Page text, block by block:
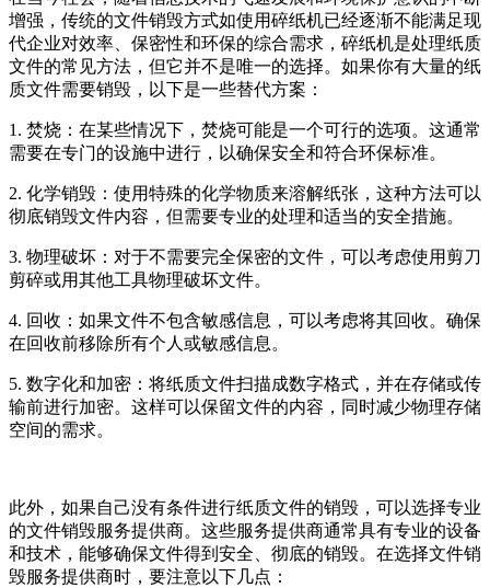
增强，传统的文件销毁方式如使用碎纸机已经逐渐不能满足现
代企业对效率、保密性和环保的综合需求，碎纸机是处理纸质
文件的常见方法，但它并不是唯一的选择。如果你有大量的纸
质文件需要销毁，以下是一些替代方案：
1. 焚烧：在某些情况下，焚烧可能是一个可行的选项。这通常
需要在专门的设施中进行，以确保安全和符合环保标准。
2. 化学销毁：使用特殊的化学物质来溶解纸张，这种方法可以
彻底销毁文件内容，但需要专业的处理和适当的安全措施。
3. 物理破坏：对于不需要完全保密的文件，可以考虑使用剪刀
剪碎或用其他工具物理破坏文件。
4. 回收：如果文件不包含敏感信息，可以考虑将其回收。确保
在回收前移除所有个人或敏感信息。
5. 数字化和加密：将纸质文件扫描成数字格式，并在存储或传
输前进行加密。这样可以保留文件的内容，同时减少物理存储
空间的需求。
此外，如果自己没有条件进行纸质文件的销毁，可以选择专业
的文件销毁服务提供商。这些服务提供商通常具有专业的设备
和技术，能够确保文件得到安全、彻底的销毁。在选择文件销
毁服务提供商时，要注意以下几点：